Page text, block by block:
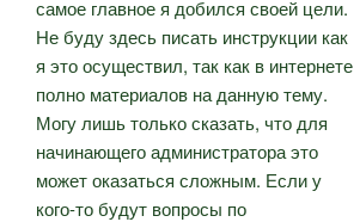
самое главное я добился своей цели.
Не буду здесь писать инструкции как
я это осуществил, так как в интернете
полно материалов на данную тему.
Могу лишь только сказать, что для
начинающего администратора это
может оказаться сложным. Если у
кого-то будут вопросы по